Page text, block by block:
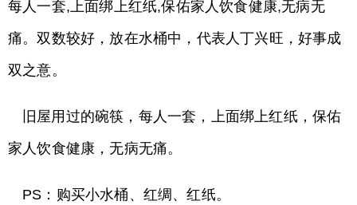
每人一套,上面绑上红纸,保佑家人饮食健康,无病无
痛。双数较好，放在水桶中，代表人丁兴旺，好事成
双之意。
旧屋用过的碗筷，每人一套，上面绑上红纸，保佑
家人饮食健康，无病无痛。
PS：购买小水桶、红绸、红纸。